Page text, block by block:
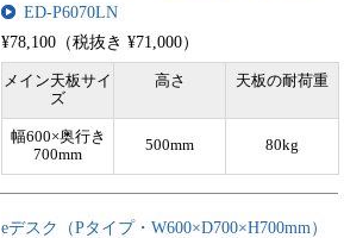
ED-P6070LN
¥78,100（税抜き ¥71,000）
メイン天板サイ
ズ
高さ 天板の耐荷重
幅600×奥行き
700mm
500mm 80kg
eデスク（Pタイプ・W600×D700×H700mm）